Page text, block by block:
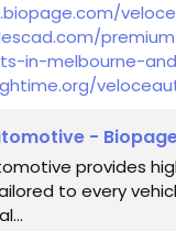
in-melbourne-
-
provides
to every